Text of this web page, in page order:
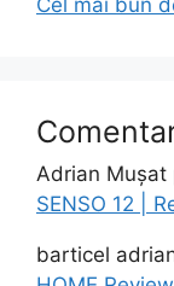
Cel mai bun
Adrian Mușat
SENSO 12 |
barticel